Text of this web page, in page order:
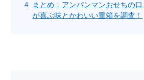
まとめ：アンパンマンおせちの
が喜ぶ味とかわいい重箱を調査！